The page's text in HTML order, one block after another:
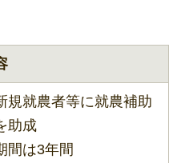
規就農者等に就農補助
助成
間は3年間